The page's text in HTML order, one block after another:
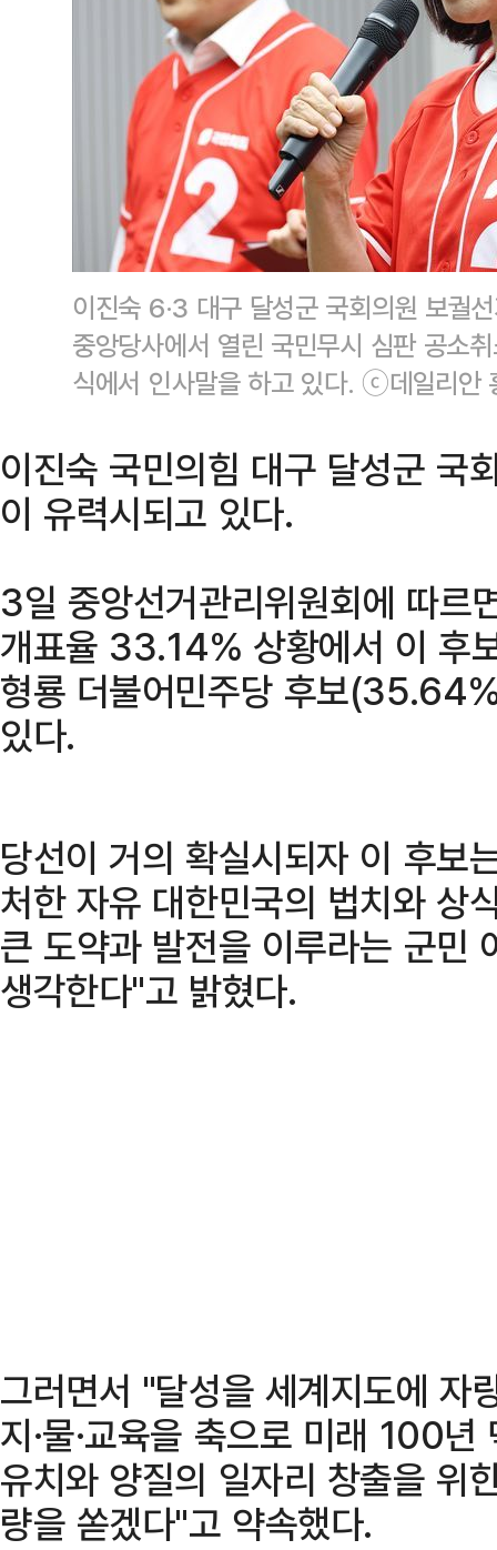
이진숙 6·3 대구 달성군 국회의원 보궐
중앙당사에서 열린 국민무시 심판 공소
식에서 인사말을 하고 있다. ⓒ데일리안
이진숙 국민의힘 대구 달성군 국
이 유력시되고 있다.
3일 중앙선거관리위원회에 따
개표율 33.14% 상황에서 이 후
형룡 더불어민주당 후보
있다.
당선이 거의 확실시되자 이 후보
처한 자유 대한민국의 법치와 상
큰 도약과 발전을 이루라는 군민
생각한다"고 밝혔다.
그러면서 "달성을 세계지도에 자
지·물·교육을 축으로 미래 100
유치와 양질의 일자리 창출을 위
량을 쏟겠다"고 약속했다.